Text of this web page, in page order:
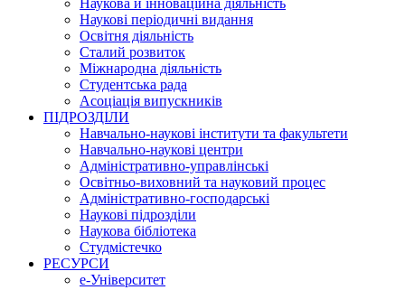
Наукові періодичні видання
Освітня діяльність
Сталий розвиток
Міжнародна діяльність
Студентська рада
Асоціація випускників
ПІДРОЗДІЛИ
Навчально-наукові інститути та факультети
Навчально-наукові центри
Адміністративно-управлінські
Освітньо-виховний та науковий процес
Адміністративно-господарські
Наукові підрозділи
Наукова бібліотека
Студмістечко
РЕСУРСИ
е-Університет